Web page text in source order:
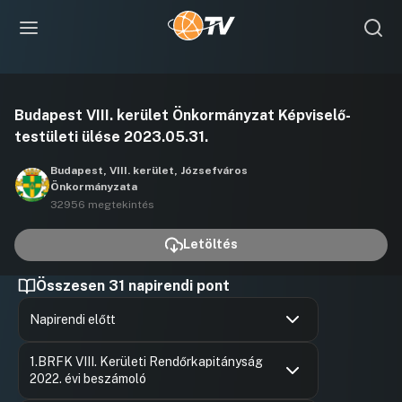
lejátszása
Budapest VIII. kerület Önkormányzat Képviselő-
testületi ülése 2023.05.31.
Budapest, VIII. kerület, Józsefváros
Önkormányzata
32956 megtekintés
Letöltés
Összesen 31 napirendi pont
Napirendi előtt
1.BRFK VIII. Kerületi Rendőrkapitányság
2022. évi beszámoló